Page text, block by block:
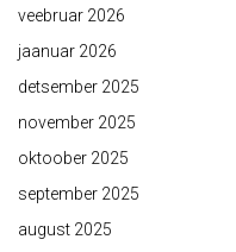
veebruar 2026
jaanuar 2026
detsember 2025
november 2025
oktoober 2025
september 2025
august 2025